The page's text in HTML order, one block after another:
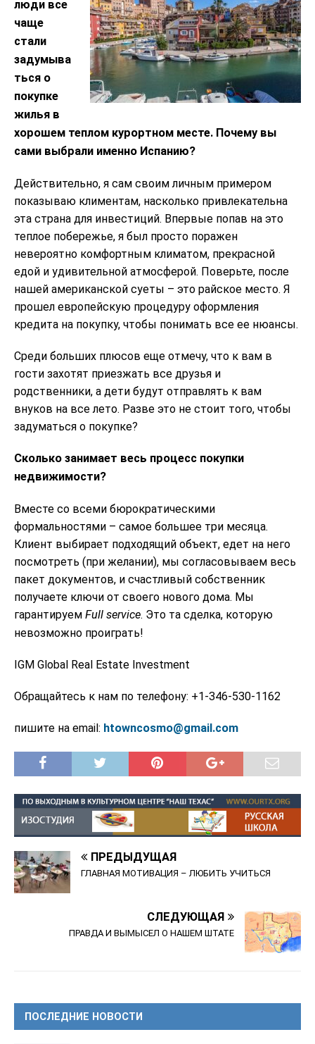
люди все
чаще
стали
задумыва
ться о
покупке
жилья в
хорошем теплом курортном месте. Почему вы
сами выбрали именно Испанию?
Действительно, я сам своим личным примером
показываю климентам, насколько привлекательна
эта страна для инвестиций. Впервые попав на это
теплое побережье, я был просто поражен
невероятно комфортным климатом, прекрасной
едой и удивительной атмосферой. Поверьте, после
нашей американской суеты – это райское место. Я
прошел европейскую процедуру оформления
кредита на покупку, чтобы понимать все ее нюансы.
Среди больших плюсов еще отмечу, что к вам в
гости захотят приезжать все друзья и
родственники, а дети будут отправлять к вам
внуков на все лето. Разве это не стоит того, чтобы
задуматься о покупке?
Сколько занимает весь процесс покупки
недвижимости?
Вместе со всеми бюрократическими
формальностями – самое большее три месяца.
Клиент выбирает подходящий объект, едет на него
посмотреть (при желании), мы согласовываем весь
пакет документов, и счастливый собственник
получаете ключи от своего нового дома. Мы
гарантируем Full service. Это та сделка, которую
невозможно проиграть!
IGM Global Real Estate Investment
Обращайтесь к нам по телефону: +1-346-530-1162
пишите на email: htowncosmo@gmail.com
ПРЕДЫДУЩАЯ
ГЛАВНАЯ МОТИВАЦИЯ – ЛЮБИТЬ УЧИТЬСЯ
СЛЕДУЮЩАЯ
ПРАВДА И ВЫМЫСЕЛ О НАШЕМ ШТАТЕ
ПОСЛЕДНИЕ НОВОСТИ